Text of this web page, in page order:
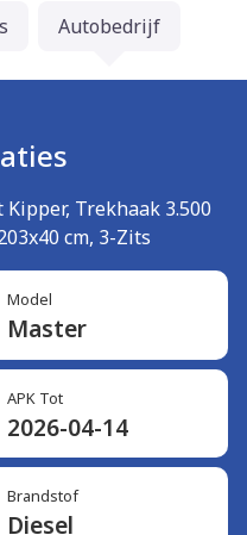
Autobedrijf
Trekhaak 3.500
cm, 3-Zits
Model
Master
APK Tot
2026-04-14
Brandstof
Diesel